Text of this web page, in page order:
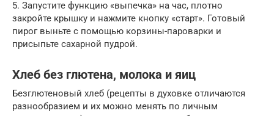
5. Запустите функцию «выпечка» на час, плотно
закройте крышку и нажмите кнопку «старт». Готовый
пирог выньте с помощью корзины-пароварки и
присыпьте сахарной пудрой.
Хлеб без глютена, молока и яиц
Безглютеновый хлеб (рецепты в духовке отличаются
разнообразием и их можно менять по личным